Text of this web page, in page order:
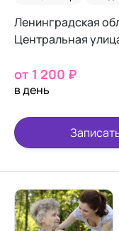
Ленинградская
Центральная
от 1 200 ₽
в день